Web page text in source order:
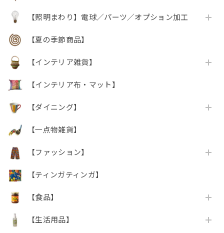
【照明まわり】電球／パーツ／オプション加工
【夏の季節商品】
【インテリア雑貨】
【インテリア布・マット】
【ダイニング】
【一点物雑貨】
【ファッション】
【ティンガティンガ】
【食品】
【生活用品】